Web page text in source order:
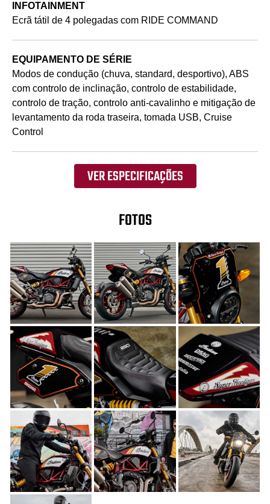
INFOTAINMENT
Ecrã tátil de 4 polegadas com RIDE COMMAND
EQUIPAMENTO DE SÉRIE
Modos de condução (chuva, standard, desportivo), ABS
com controlo de inclinação, controlo de estabilidade,
controlo de tração, controlo anti-cavalinho e mitigação de
levantamento da roda traseira, tomada USB, Cruise
Control
VER ESPECIFICAÇÕES
FOTOS